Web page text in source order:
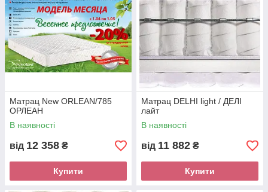
Матрац New ORLEAN/785
ОРЛЕАН
В наявності
від 12 358 ₴
Купити
Матрац DELHI light / ДЕЛІ
лайт
В наявності
від 11 882 ₴
Купити